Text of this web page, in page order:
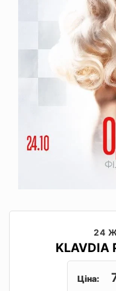
24
KLAVDIA
Ціна: